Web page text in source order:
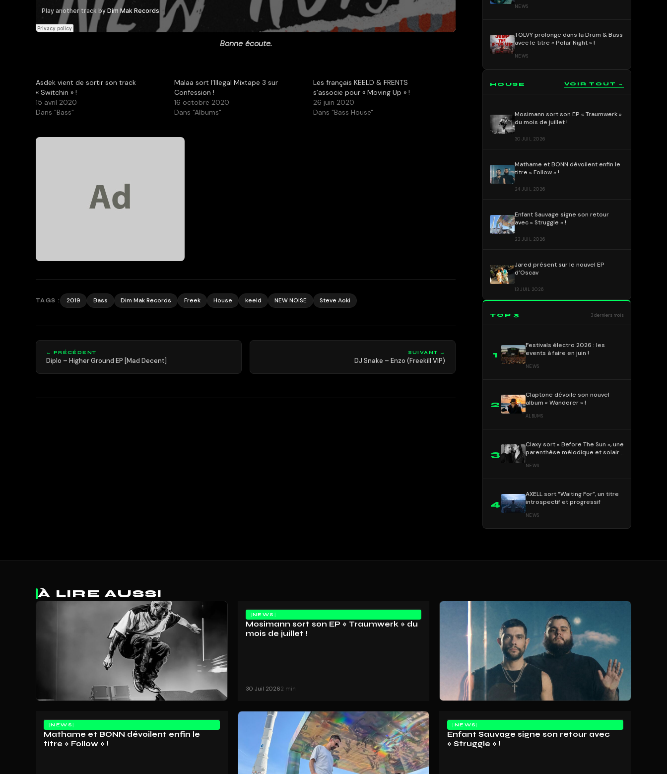
Bonne écoute.
Asdek vient de sortir son track
« Switchin » !
15 avril 2020
Dans "Bass"
Malaa sort l’Illegal Mixtape 3 sur
Confession !
16 octobre 2020
Dans "Albums"
Les français KEELD & FRENTS
s’associe pour « Moving Up » !
26 juin 2020
Dans "Bass House"
TAGS : 2019 Bass Dim Mak Records Freek House keeld NEW NOISE Steve Aoki
← PRÉCÉDENT
Diplo – Higher Ground EP [Mad Decent]
SUIVANT →
DJ Snake – Enzo (Freekill VIP)
NEWS
TOLVY prolonge dans la Drum & Bass
avec le titre « Polar Night » !
NEWS
HOUSE VOIR TOUT →
Mosimann sort son EP « Traumwerk »
du mois de juillet !
30 JUIL 2026
Mathame et BONN dévoilent enfin le
titre « Follow » !
24 JUIL 2026
Enfant Sauvage signe son retour
avec « Struggle » !
23 JUIL 2026
Jared présent sur le nouvel EP
d’Oscav
13 JUIL 2026
TOP 3 3 derniers mois
1
Festivals électro 2026 : les
events à faire en juin !
NEWS
2
Claptone dévoile son nouvel
album « Wanderer » !
ALBUMS
3
Claxy sort « Before The Sun », une
parenthèse mélodique et solaire
NEWS
4
AXELL sort “Waiting For”, un titre
introspectif et progressif
NEWS
À LIRE AUSSI
NEWS
Mosimann sort son EP « Traumwerk » du
mois de juillet !
30 Juil 20262 min
NEWS
Mathame et BONN dévoilent enfin le
titre « Follow » !
NEWS
Enfant Sauvage signe son retour avec
« Struggle » !